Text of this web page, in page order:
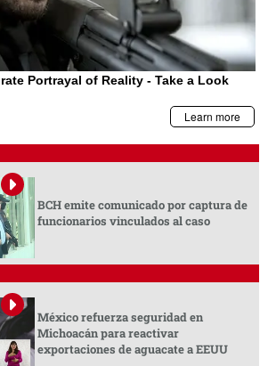
BCH emite comunicado por captura de
funcionarios vinculados al caso
México refuerza seguridad en
Michoacán para reactivar
exportaciones de aguacate a EEUU